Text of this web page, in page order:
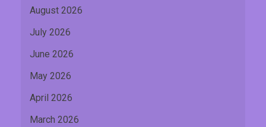
August 2026
July 2026
June 2026
May 2026
April 2026
March 2026